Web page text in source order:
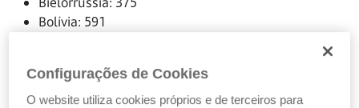
Bolívia: 591
Brasil: 55
Brunei: 673
Configurações de Cookies
O website utiliza cookies próprios e de terceiros para